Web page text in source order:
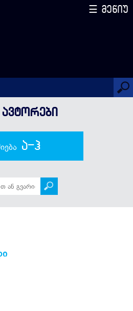
☰ მენიუ
ᲐᲕᲢᲝᲠᲔᲑᲘ
ა-ჰ